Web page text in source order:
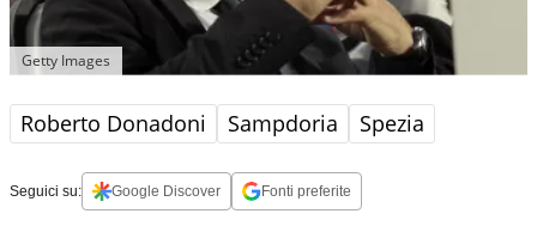
Getty Images
Roberto Donadoni Sampdoria Spezia
Seguici su: Google Discover Fonti preferite